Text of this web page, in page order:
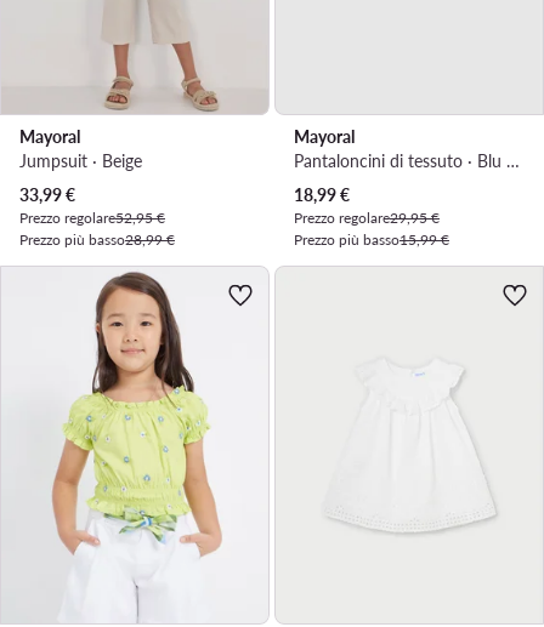
Mayoral
Jumpsuit · Beige
Prezzo attuale
33,99€
Prezzo regolare52,95 €
Prezzo più basso28,99 €
Mayoral
Pantaloncini di tessuto · Blu scuro
Prezzo attuale
18,99€
Prezzo regolare29,95 €
Prezzo più basso15,99 €